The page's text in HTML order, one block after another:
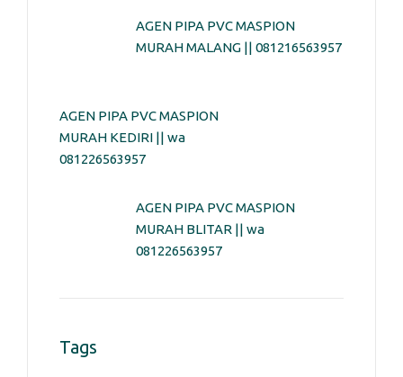
AGEN PIPA PVC MASPION
MURAH MALANG || 081216563957
AGEN PIPA PVC MASPION
MURAH KEDIRI || wa
081226563957
AGEN PIPA PVC MASPION
MURAH BLITAR || wa
081226563957
Tags